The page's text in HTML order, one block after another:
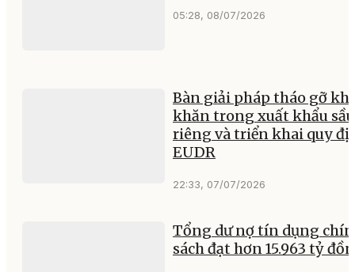
05:28, 08/07/2026
Bàn giải pháp tháo gỡ
khăn trong xuất khẩu sầu
riêng và triển khai quy
EUDR
22:33, 07/07/2026
Tổng dư nợ tín dụng
sách đạt hơn 15.963 tỷ